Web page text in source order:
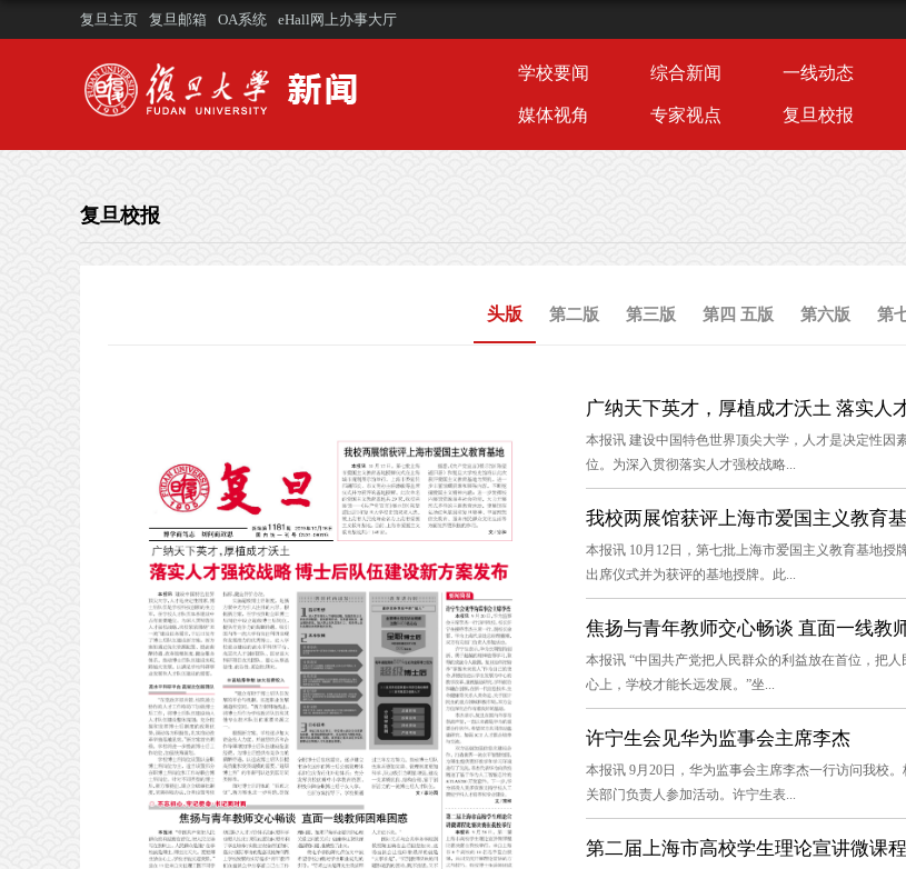
复旦主页 复旦邮箱 OA系统 eHall网上办事大厅
学校要闻 综合新闻 一线动态
媒体视角 专家视点 复旦校报
复旦校报
头版 第二版 第三版 第四 五版 第六版 第
广纳天下英才，厚植成才沃土 落实人
本报讯 建设中国特色世界顶尖大学，人才是决定性因
位。为深入贯彻落实人才强校战略...
我校两展馆获评上海市爱国主义教育
本报讯 10月12日，第七批上海市爱国主义教育基地
出席仪式并为获评的基地授牌。此...
焦扬与青年教师交心畅谈 直面一线教
本报讯 “中国共产党把人民群众的利益放在首位，把
心上，学校才能长远发展。”坐...
许宁生会见华为监事会主席李杰
本报讯 9月20日，华为监事会主席李杰一行访问我校
关部门负责人参加活动。许宁生表...
第二届上海市高校学生理论宣讲微课